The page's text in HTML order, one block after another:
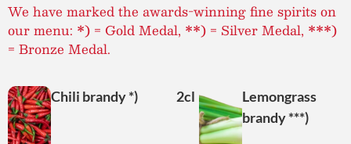
We have marked the awards-winning fine spirits on
our menu: *) = Gold Medal, **) = Silver Medal, ***)
= Bronze Medal.
Chili brandy *) 2cl
Lemongrass
brandy ***)